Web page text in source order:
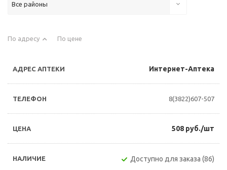
Все районы
По адресу По цене
Интернет-Аптека
8(3822)607-507
508 руб./шт
Доступно для заказа (86)